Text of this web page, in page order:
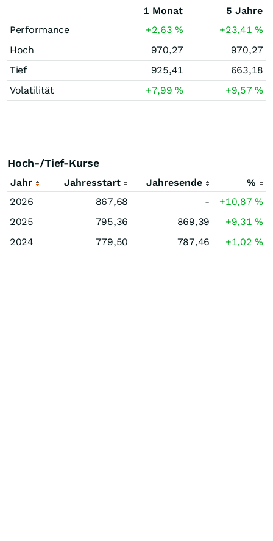
1 Monat
5 Jahre
Performance
+2,63% +23,41%
Hoch
970,27
970,27
Tief
925,41
663,18
Volatilität
+7,99% +9,57%
Hoch-/Tief-Kurse
Jahr Jahresstart Jahresende
%
2026
867,68 - +10,87%
2025
795,36 869,39 +9,31%
2024
779,50 787,46 +1,02%